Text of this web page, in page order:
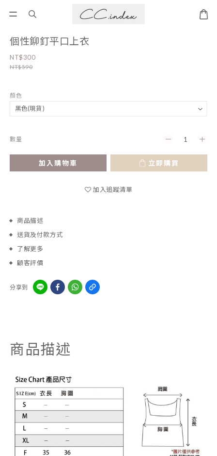
個性鉚釘平口上衣
NT$300
NT$590
顏色
數量
加入購物車 立即購買
加入追蹤清單
商品描述
送貨及付款方式
了解更多
顧客評價
分享到
商品描述